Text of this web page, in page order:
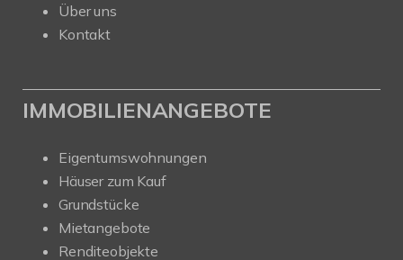
Über uns
Kontakt
IMMOBILIENANGEBOTE
Eigentumswohnungen
Häuser zum Kauf
Grundstücke
Mietangebote
Renditeobjekte